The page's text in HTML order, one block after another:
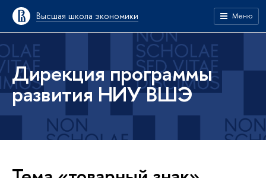
Высшая школа экономики Меню
Дирекция программы
развития НИУ ВШЭ